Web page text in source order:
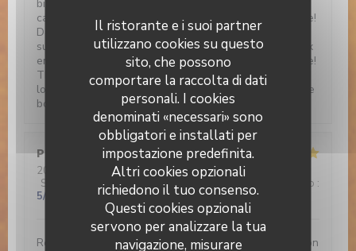
Il ristorante e i suoi partner
utilizzano cookies su questo
sito, che possono
comportare la raccolta di dati
personali. I cookies
denominati «necessari» sono
obbligatori e installati per
impostazione predefinita.
Altri cookies opzionali
richiedono il tuo consenso.
Questi cookies opzionali
servono per analizzare la tua
navigazione, misurare
bienveillant de la nouvelle, Charlotte 😉👍! Et, a la
carte, de la daube !!! Non, non, ce n'est pas une insulte!
De la véritable daube provençale !On commande bien
sur, et pour être sûr d'être vraiment en Provence, deux
entrées: salade provençale et pissaladière. Sans faute!
TRES BON! Notre conseil de gastronomie en culottés
longues, COURREZ-Y!!! Vous y passerez un moment de
bonheur papillaire!
Philippe
2026-03-16
- 20:00 - Ospiti 4
Servizio
/5 Atmosfera 4 /5 Cucina Qualità / Prezzo :
5/5
Restaurant chaleureux servant une cuisine d’inspiration